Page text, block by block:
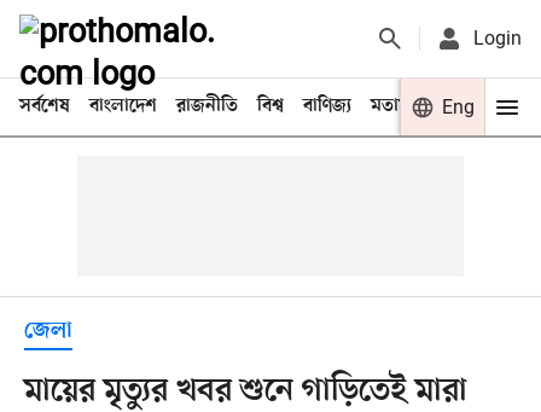
Login
সর্বশেষ বাংলাদেশ রাজনীতি বিশ্ব বাণিজ্য মতামত খেলা
Eng
জেলা
মায়ের মৃত্যুর খবর শুনে গাড়িতেই মারা